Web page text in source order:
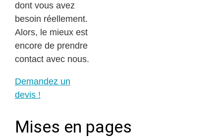
dont vous avez
besoin réellement.
Alors, le mieux est
encore de prendre
contact avec nous.
Demandez un
devis !
Mises en pages